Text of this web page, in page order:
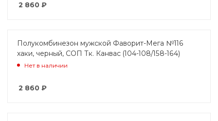
2 860 ₽
Полукомбинезон мужской Фаворит-Мега №116
хаки, черный, СОП Тк. Канвас (104-108/158-164)
Нет в наличии
2 860 ₽